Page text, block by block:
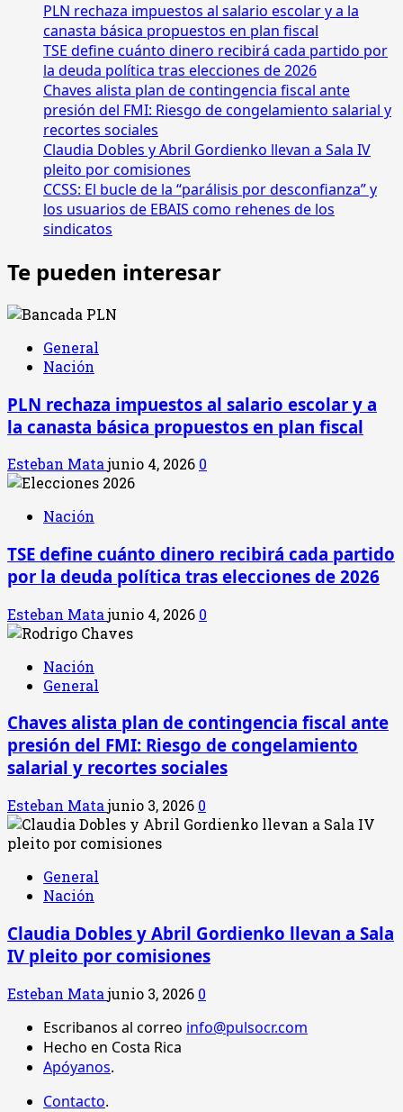
Nobel
de
la
Paz
a
María
Corina
Machado
PLN rechaza impuestos al salario escolar y a la
canasta básica propuestos en plan fiscal
TSE define cuánto dinero recibirá cada partido por
la deuda política tras elecciones de 2026
Chaves alista plan de contingencia fiscal ante
presión del FMI: Riesgo de congelamiento salarial y
recortes sociales
Claudia Dobles y Abril Gordienko llevan a Sala IV
pleito por comisiones
CCSS: El bucle de la “parálisis por desconfianza” y
los usuarios de EBAIS como rehenes de los
sindicatos
Te pueden interesar
General
Nación
PLN rechaza impuestos al salario escolar y a
la canasta básica propuestos en plan fiscal
Esteban Matajunio 4, 2026 0
Nación
TSE define cuánto dinero recibirá cada partido
por la deuda política tras elecciones de 2026
Esteban Matajunio 4, 2026 0
Nación
General
Chaves alista plan de contingencia fiscal ante
presión del FMI: Riesgo de congelamiento
salarial y recortes sociales
Esteban Matajunio 3, 2026 0
General
Nación
Claudia Dobles y Abril Gordienko llevan a Sala
IV pleito por comisiones
Esteban Matajunio 3, 2026 0
Escribanos al correo info@pulsocr.com
Hecho en Costa Rica
Apóyanos.
Contacto.